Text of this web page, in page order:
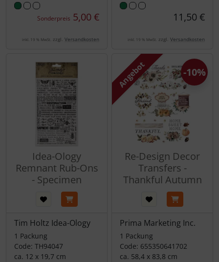
Sonderpreis 5,00 €
inkl. 19 % MwSt. zzgl. Versandkosten
11,50 €
inkl. 19 % MwSt. zzgl. Versandkosten
Idea-Ology
Remnant Rub-Ons
- Specimen
Tim Holtz Idea-Ology
1 Packung
Code: TH94047
ca. 12 x 19,7 cm
Angebot
Re-Design Decor
Transfers -
Thankful Autumn
Prima Marketing Inc.
1 Packung
Code: 655350641702
ca. 58,4 x 83,8 cm
-10%